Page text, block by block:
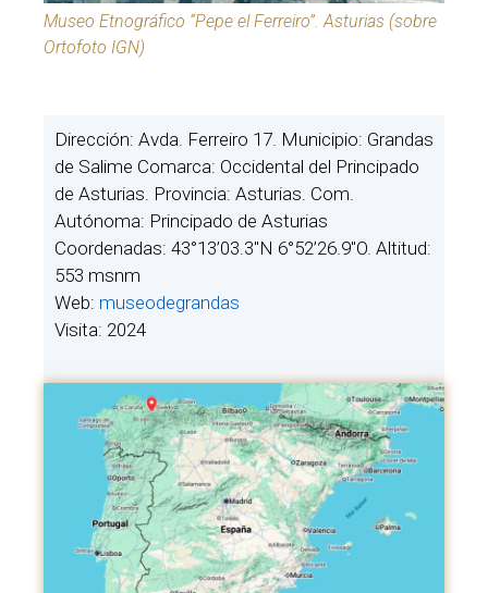
Museo Etnográfico “Pepe el Ferreiro”. Asturias (sobre
Ortofoto IGN)
Dirección: Avda. Ferreiro 17. Municipio: Grandas
de Salime Comarca: Occidental del Principado
de Asturias. Provincia: Asturias. Com.
Autónoma: Principado de Asturias
Coordenadas: 43°13’03.3″N 6°52’26.9″O. Altitud:
553 msnm
Web: museodegrandas
Visita: 2024